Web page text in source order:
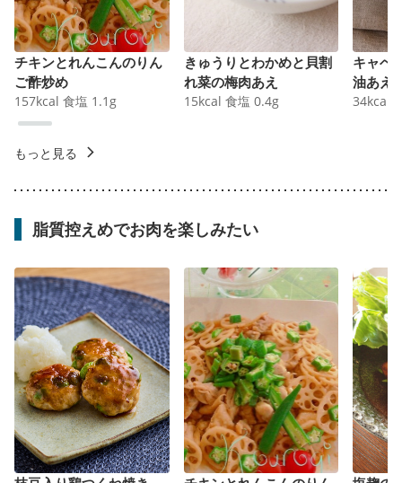
チキンとれんこんのりん
ご酢炒め
157kcal 食塩 1.1 g
きゅうりとわかめと貝割
れ菜の梅肉あえ
15kcal 食塩 0.4g
キャベ
油あえ
34kcal
もっと見る
脂質控えめでお肉を楽しみたい